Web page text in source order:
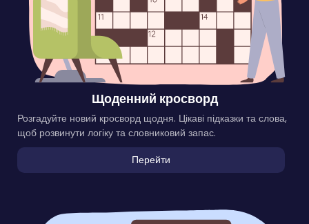
Щоденний кросворд
Розгадуйте новий кросворд щодня. Цікаві підказки та слова,
щоб розвинути логіку та словниковий запас.
Перейти